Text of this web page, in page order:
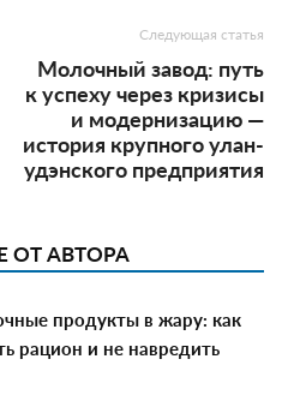
Следующая статья
Молочный завод: путь
к успеху через кризисы
и модернизацию —
история крупного улан-
удэнского предприятия
ОТ АВТОРА
продукты в жару: как
рацион и не навредить